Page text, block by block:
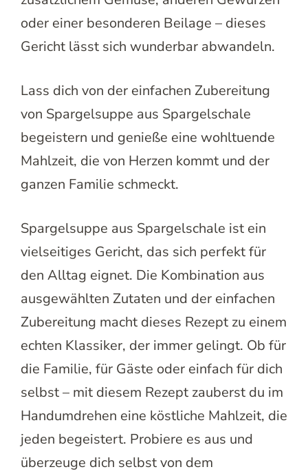
oder einer besonderen Beilage – dieses
Gericht lässt sich wunderbar abwandeln.
Lass dich von der einfachen Zubereitung
von Spargelsuppe aus Spargelschale
begeistern und genieße eine wohltuende
Mahlzeit, die von Herzen kommt und der
ganzen Familie schmeckt.
Spargelsuppe aus Spargelschale ist ein
vielseitiges Gericht, das sich perfekt für
den Alltag eignet. Die Kombination aus
ausgewählten Zutaten und der einfachen
Zubereitung macht dieses Rezept zu einem
echten Klassiker, der immer gelingt. Ob für
die Familie, für Gäste oder einfach für dich
selbst – mit diesem Rezept zauberst du im
Handumdrehen eine köstliche Mahlzeit, die
jeden begeistert. Probiere es aus und
überzeuge dich selbst von dem